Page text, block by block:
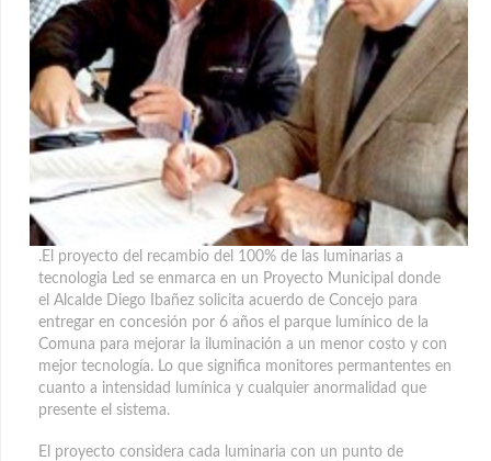
.El proyecto del recambio del 100% de las luminarias a
tecnologia Led se enmarca en un Proyecto Municipal donde
el Alcalde Diego Ibañez solicita acuerdo de Concejo para
entregar en concesión por 6 años el parque lumínico de la
Comuna para mejorar la iluminación a un menor costo y con
mejor tecnología. Lo que significa monitores permantentes en
cuanto a intensidad lumínica y cualquier anormalidad que
presente el sistema.
El proyecto considera cada luminaria con un punto de